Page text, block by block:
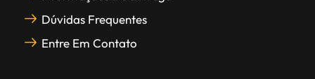
Dúvidas Frequentes
Entre Em Contato